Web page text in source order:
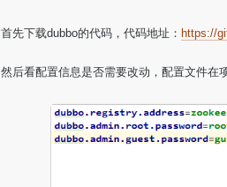
首先下载dubbo的代码，代码地址： https://
然后看配置信息是否需要改动，配置文件在